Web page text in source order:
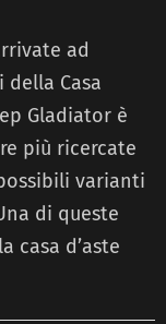
ad
della Casa
Gladiator è
più ricercate
varianti
di queste
casa d’aste